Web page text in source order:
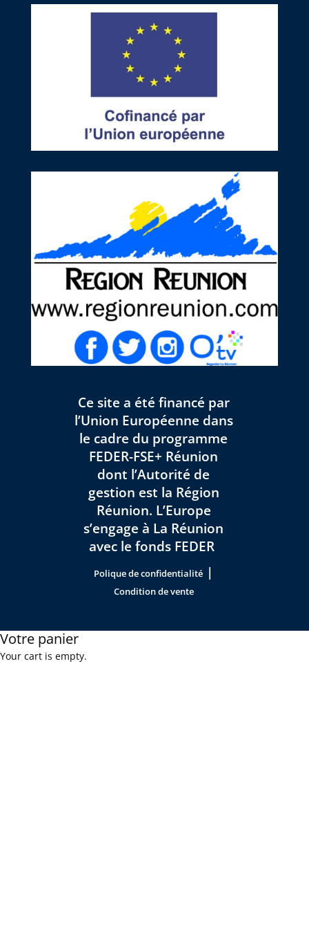
Ce site a été financé par
l’Union Européenne dans
le cadre du programme
FEDER-FSE+ Réunion
dont l’Autorité de
gestion est la Région
Réunion. L’Europe
s’engage à La Réunion
avec le fonds FEDER
Polique de confidentialité |
Condition de vente
Votre panier
Your cart is empty.